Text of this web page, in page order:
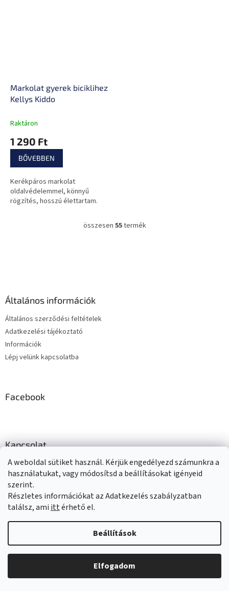
A weboldal sütiket használ. Kérjük engedélyezd számunkra a
használatukat, vagy módosítsd a beállításokat igényeid
szerint.
Részletes információkat az Adatkezelés szabályzatban
találsz, ami ittérhető el.
Beállítások
Elfogadom
Markolat gyerek biciklihez
Kellys Kiddo
Raktáron
1 290 Ft
BŐVEBBEN
Kerékpáros markolat
oldalvédelemmel, könnyű
rögzítés, hosszú élettartam.
L
összesen 55termék
Általános információk
Általános szerződési feltételek
Adatkezelési tájékoztató
Információk
Lépj velünk kapcsolatba
Facebook
Kapcsolat
sportfit@sportfit.hu
06706293861
@sportfithu
@sportfithu